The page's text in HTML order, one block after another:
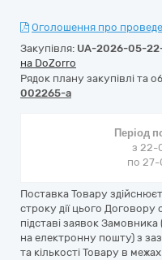
Оголошення про
Закупівля: UA-2026-05-
на DoZorro
Рядок плану закупівлі та
002265-a
Період
з 22-
по
Поставка Товару
строку дії цього
підставі заявок
на електронну пошту) з
та кількості Товару в